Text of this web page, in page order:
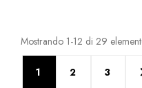
Mostrando 1-12 di 29
1 2 3